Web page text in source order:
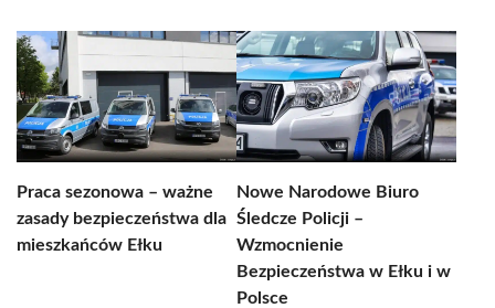
Praca sezonowa – ważne
zasady bezpieczeństwa dla
mieszkańców Ełku
Nowe Narodowe Biuro
Śledcze Policji –
Wzmocnienie
Bezpieczeństwa w Ełku i w
Polsce